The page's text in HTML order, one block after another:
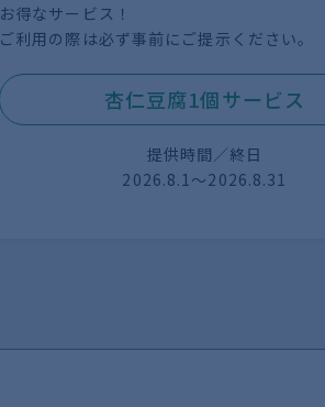
お得なサービス！
ご利用の際は必ず事前にご提示ください。
杏仁豆腐1個サービス
提供時間／終日
2026.8.1〜2026.8.31